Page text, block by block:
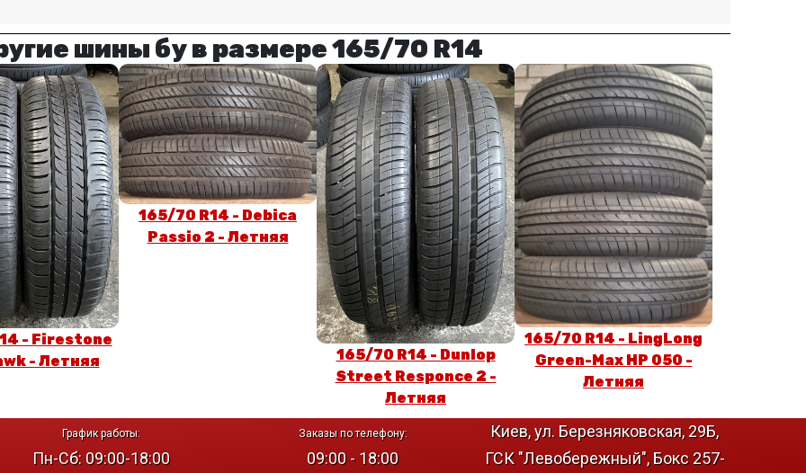
шины бу в размере 165/70 R14
- Firestone
- Летняя
165/70 R14 - Debica
Passio 2 - Летняя
165/70 R14 - Dunlop
Street Responce 2 -
Летняя
165/70 R14 - LingLong
Green-Max HP 050 -
Летняя
График работы:
Пн-Сб: 09:00-18:00
Заказы по телефону:
09:00 - 18:00
Киев, ул. Березняковская, 29Б,
ГСК "Левобережный", Бокс 257-